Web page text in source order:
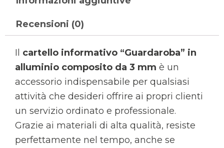
Recensioni (0)
Il cartello informativo “Guardaroba” in
alluminio composito da 3 mm è un
accessorio indispensabile per qualsiasi
attività che desideri offrire ai propri clienti
un servizio ordinato e professionale.
Grazie ai materiali di alta qualità, resiste
perfettamente nel tempo, anche se